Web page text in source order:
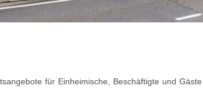
für Einheimische, Beschäftigte und